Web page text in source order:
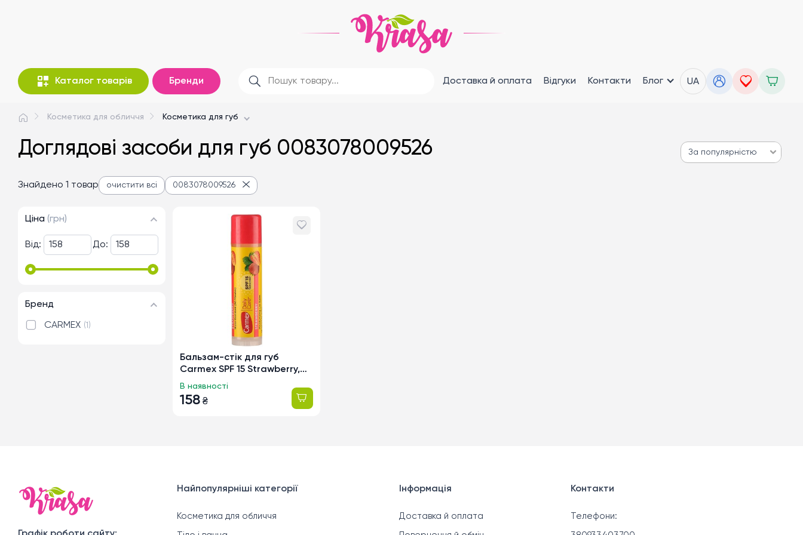
Каталог товарів Бренди Доставка й оплата Відгуки Контакти Блог UA
Косметика для обличчя Косметика для губ
Доглядові засоби для губ 0083078009526 За популярністю
Знайдено 1 товар очистити всі 0083078009526
Ціна (грн)
Від: До:
Бренд
CARMEX 1
Бальзам-стік для губ
Carmex SPF 15 Strawberry,
4.25г
158 ₴
В наявності
Найпопулярніші категорії
Косметика для обличчя
Інформація
Доставка й оплата
Контакти
Телефони: